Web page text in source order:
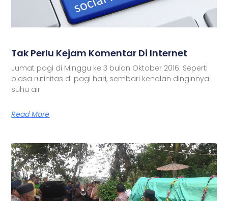
Tak Perlu Kejam Komentar Di Internet
Jumat pagi di Minggu ke 3 bulan Oktober 2016. Seperti
biasa rutinitas di pagi hari, sembari kenalan dinginnya
suhu air
Read More